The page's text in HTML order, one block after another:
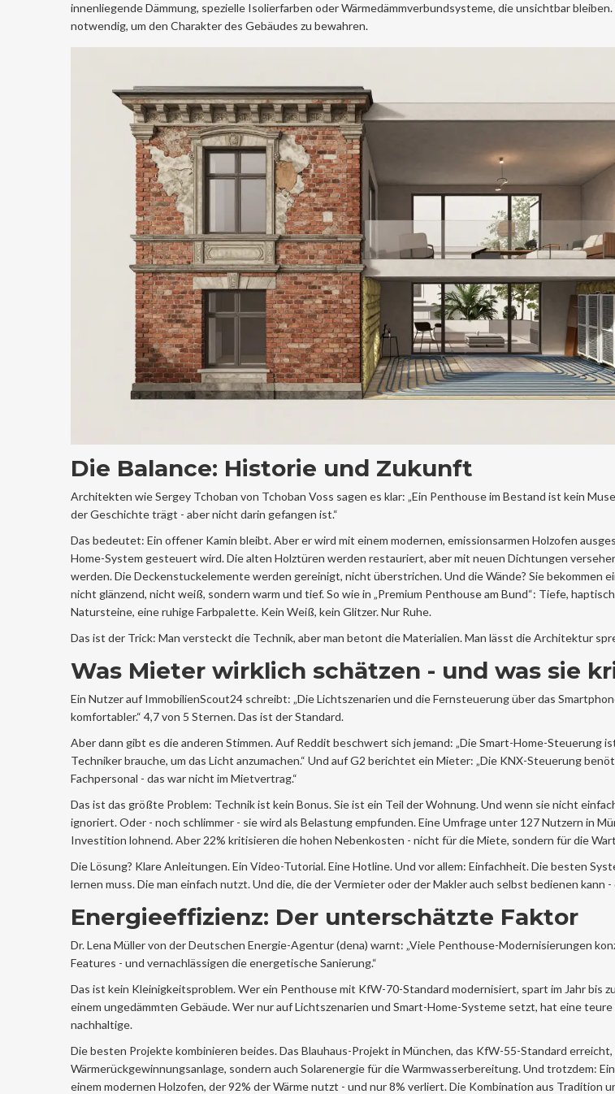
innenliegende Dämmung, spezielle Isolierfarben oder Wärmedämmverbundsysteme, die unsichtbar
notwendig, um den Charakter des Gebäudes zu bewahren.
Die Balance: Historie und Zukunft
Architekten wie Sergey Tchoban von Tchoban Voss sagen es klar: „Ein Penthouse im Bestand ist kein
der Geschichte trägt - aber nicht darin gefangen ist.“
Das bedeutet: Ein offener Kamin bleibt. Aber er wird mit einem modernen, emissionsarmen Holzofen
Home-System gesteuert wird. Die alten Holztüren werden restauriert, aber mit neuen Dichtungen
werden. Die Deckenstuckelemente werden gereinigt, nicht überstrichen. Und die Wände? Sie bekommen
nicht glänzend, nicht weiß, sondern warm und tief. So wie in „Premium Penthouse am Bund“: Tiefe,
Natursteine, eine ruhige Farbpalette. Kein Weiß, kein Glitzer. Nur Ruhe.
Das ist der Trick: Man versteckt die Technik, aber man betont die Materialien. Man lässt die Architektur
Was Mieter wirklich schätzen - und was sie
Ein Nutzer auf ImmobilienScout24 schreibt: „Die Lichtszenarien und die Fernsteuerung über das
komfortabler.“ 4,7 von 5 Sternen. Das ist der Standard.
Aber dann gibt es die anderen Stimmen. Auf Reddit beschwert sich jemand: „Die Smart-Home-Steuerung
Techniker brauche, um das Licht anzumachen.“ Und auf G2 berichtet ein Mieter: „Die KNX-Steuerung
Fachpersonal - das war nicht im Mietvertrag.“
Das ist das größte Problem: Technik ist kein Bonus. Sie ist ein Teil der Wohnung. Und wenn sie nicht
ignoriert. Oder - noch schlimmer - sie wird als Belastung empfunden. Eine Umfrage unter 127 Nutzern in
Investition lohnend. Aber 22% kritisieren die hohen Nebenkosten - nicht für die Miete, sondern für die
Die Lösung? Klare Anleitungen. Ein Video-Tutorial. Eine Hotline. Und vor allem: Einfachheit. Die besten
lernen muss. Die man einfach nutzt. Und die, die der Vermieter oder der Makler auch selbst bedienen kann
Energieeffizienz: Der unterschätzte Faktor
Dr. Lena Müller von der Deutschen Energie-Agentur (dena) warnt: „Viele Penthouse-Modernisierungen
Features - und vernachlässigen die energetische Sanierung.“
Das ist kein Kleinigkeitsproblem. Wer ein Penthouse mit KfW-70-Standard modernisiert, spart im Jahr bis
einem ungedämmten Gebäude. Wer nur auf Lichtszenarien und Smart-Home-Systeme setzt, hat eine
nachhaltige.
Die besten Projekte kombinieren beides. Das Blauhaus-Projekt in München, das KfW-55-Standard
Wärmerückgewinnungsanlage, sondern auch Solarenergie für die Warmwasserbereitung. Und trotzdem:
einem modernen Holzofen, der 92% der Wärme nutzt - und nur 8% verliert. Die Kombination aus Tradition